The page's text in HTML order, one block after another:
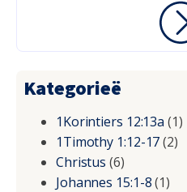
Kategorieë
1Korintiers 12:13a (1)
1Timothy 1:12-17(2)
Christus (6)
Johannes 15:1-8(1)